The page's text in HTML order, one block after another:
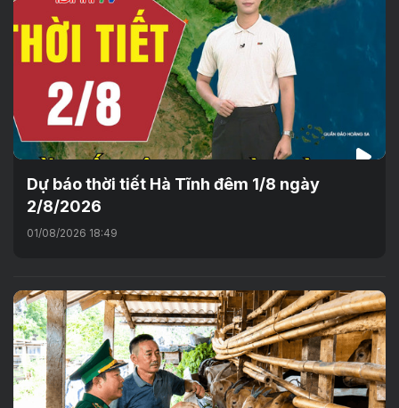
Dự báo thời tiết Hà Tĩnh đêm 1/8 ngày
2/8/2026
01/08/2026 18:49